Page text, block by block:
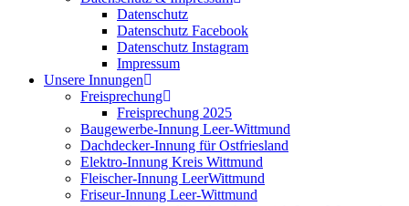
Datenschutz
Datenschutz Facebook
Datenschutz Instagram
Impressum
Unsere Innungen
Freisprechung
Freisprechung 2025
Baugewerbe-Innung Leer-Wittmund
Dachdecker-Innung für Ostfriesland
Elektro-Innung Kreis Wittmund
Fleischer-Innung LeerWittmund
Friseur-Innung Leer-Wittmund